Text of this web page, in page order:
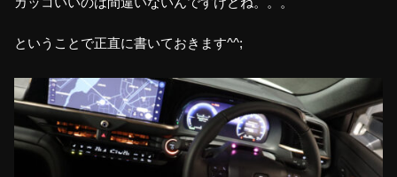
ということで正直に書いておきます^^;